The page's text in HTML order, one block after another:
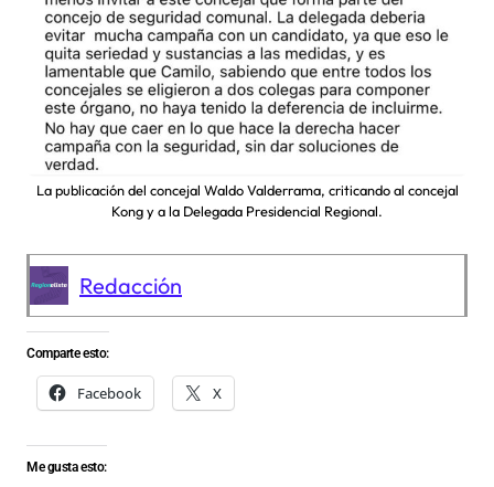
La publicación del concejal Waldo Valderrama, criticando al concejal
Kong y a la Delegada Presidencial Regional.
Redacción
Comparte esto:
Facebook X
Me gusta esto: